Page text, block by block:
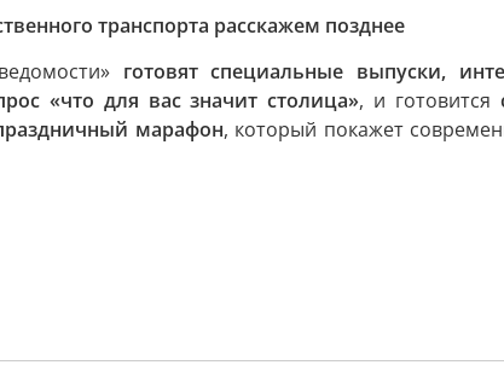
транспорта расскажем позднее
готовят специальные выпуски,
«что для вас значит столица», и готовится
марафон, который покажет